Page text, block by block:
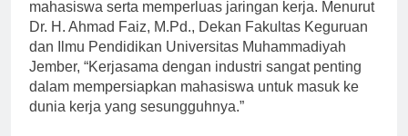
mahasiswa serta memperluas jaringan kerja. Menurut
Dr. H. Ahmad Faiz, M.Pd., Dekan Fakultas Keguruan
dan Ilmu Pendidikan Universitas Muhammadiyah
Jember, “Kerjasama dengan industri sangat penting
dalam mempersiapkan mahasiswa untuk masuk ke
dunia kerja yang sesungguhnya.”